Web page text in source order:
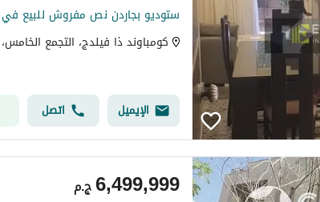
ستوديو بجاردن نص مفروش للبيع
كومباوند ذا فيلدج، التجمع
الإيميل اتصل
ج.م6,499,999